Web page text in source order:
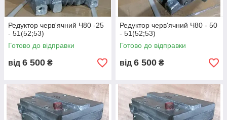
Редуктор черв'ячний Ч80 -25
- 51(52;53)
Готово до відправки
від 6 500 ₴
Редуктор черв'ячний Ч80 - 50
- 51(52;53)
Готово до відправки
від 6 500 ₴